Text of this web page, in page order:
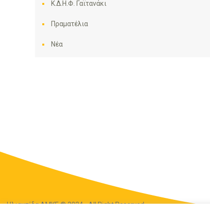
Κ.Δ.Η.Φ. Γαϊτανάκι
Πραματέλια
Νέα
Ηλιακτίδα ΑΜΚΕ © 2024 - All Right Reserved